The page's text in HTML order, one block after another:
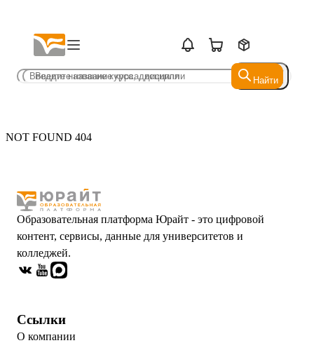
Найти
Найти
NOT FOUND 404
Образовательная платформа Юрайт - это цифровой
контент, сервисы, данные для университетов и
колледжей.
Ссылки
О компании